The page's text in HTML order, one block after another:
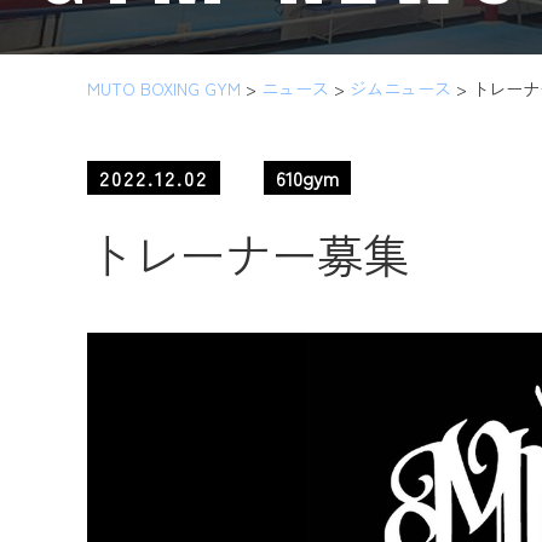
MUTO BOXING GYM > ニュース > ジムニュース > トレー
2022.12.02 610gym
トレーナー募集